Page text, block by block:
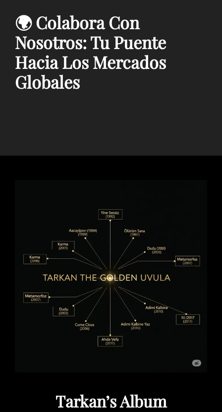
🌍 Colabora Con
Nosotros: Tu Puente
Hacia Los Mercados
Globales
Tarkan’s Album